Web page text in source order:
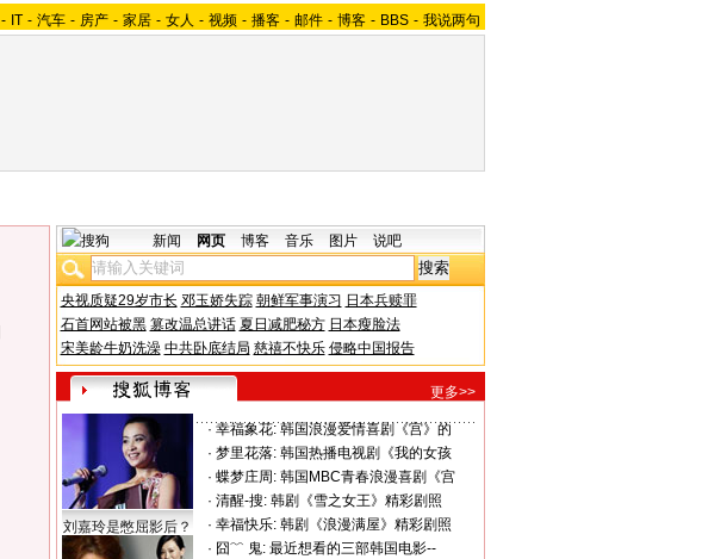
- IT - 汽车 - 房产 - 家居 - 女人 - 视频 - 播客 - 邮件 - 博客 - BBS - 我说两句
新闻 网页 博客 音乐 图片 说吧
央视质疑29岁市长 邓玉娇失踪 朝鲜军事演习 日本兵赎罪
石首网站被黑 篡改温总讲话 夏日减肥秘方 日本瘦脸法
宋美龄牛奶洗澡 中共卧底结局 慈禧不快乐 侵略中国报告
更多>>
刘嘉玲是憋屈影后？
· 幸福象花: 韩国浪漫爱情喜剧《宫》的
· 梦里花落: 韩国热播电视剧《我的女孩
· 蝶梦庄周: 韩国MBC青春浪漫喜剧《宫
· 清醒-搜: 韩剧《雪之女王》精彩剧照
· 幸福快乐: 韩剧《浪漫满屋》精彩剧照
· 囧﹌ 鬼: 最近想看的三部韩国电影--